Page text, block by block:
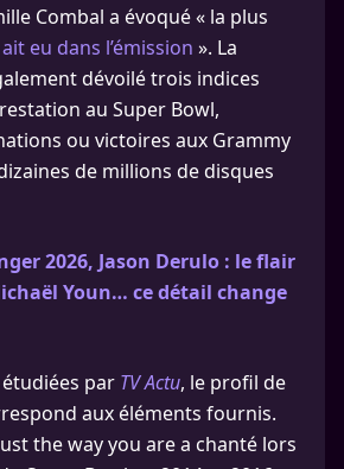
Combal a évoqué « la plus
eu dans l’émission ». La
dévoilé trois indices
au Super Bowl,
ou victoires aux Grammy
de millions de disques
2026, Jason Derulo : le flair
Youn… ce détail change
par TV Actu, le profil de
aux éléments fournis.
the way you are a chanté lors